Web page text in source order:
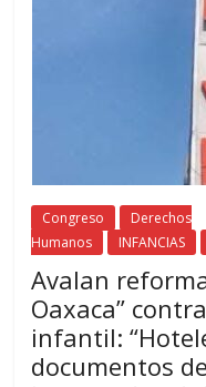
Congreso
Derechos
Humanos
INFANCIAS
Avalan
Oaxaca”
infantil:
documentos